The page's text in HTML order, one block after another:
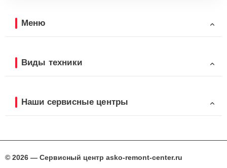
Меню
Виды техники
Наши сервисные центры
© 2026 — Сервисный центр asko-remont-center.ru